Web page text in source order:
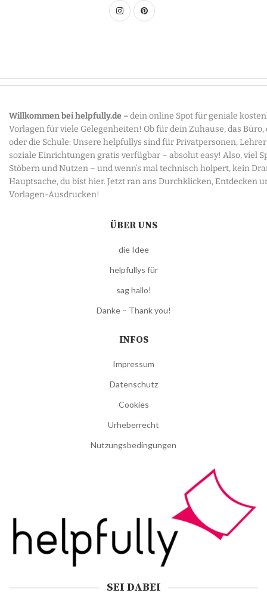
Willkommen bei helpfully.de –dein online Spot für geniale
Vorlagen für viele Gelegenheiten! Ob für dein Zuhause, das Büro,
oder die Schule: Unsere helpfullys sind für Privatpersonen,
soziale Einrichtungen gratis verfügbar – absolut easy! Also, viel
Stöbern und Nutzen – und wenn’s mal technisch holpert, kein
Hauptsache, du bist hier. Jetzt ran ans Durchklicken, Entdecken
Vorlagen-Ausdrucken!
ÜBER UNS
die Idee
helpfullys für
sag hallo!
Danke – Thank you!
INFOS
Impressum
Datenschutz
Cookies
Urheberrecht
Nutzungsbedingungen
SEI DABEI